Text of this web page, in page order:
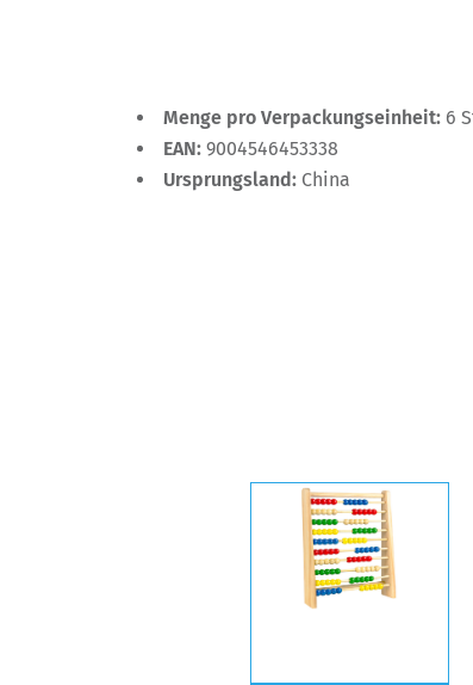
Menge pro Verpackungseinheit: 6
EAN: 9004546453338
Ursprungsland: China